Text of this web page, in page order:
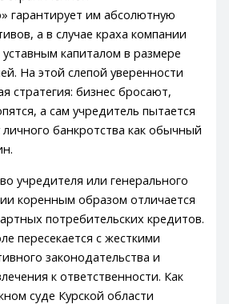
гарантирует им абсолютную
а в случае краха компании
капиталом в размере
На этой слепой уверенности
стратегия: бизнес бросают,
а сам учредитель пытается
банкротства как обычный
учредителя или генерального
коренным образом отличается
потребительских кредитов.
пересекается с жесткими
законодательства и
к ответственности. Как
суде Курской области